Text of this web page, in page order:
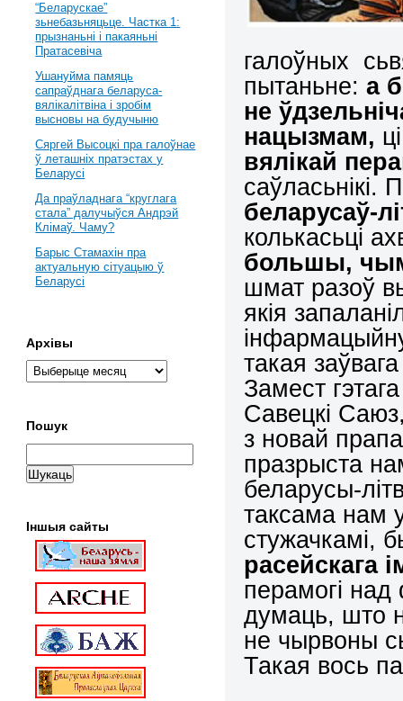
галоўных
пытаньне:а
не
нацызмам,
вялікай
беларусаў-
колькасьці
большы,
шмат разоў
якія
такая
Замест
Савецкі Саюз,
з новай
празрыста
беларусы-
таксама нам у
стужачкамі,
расейскага
перамогі
думаць, што
не чырвоны
Такая вось
“Беларускае”
зьнебазьняцьце. Частка 1:
прызнаньні і пакаяньні
Пратасевіча
Ушануйма памяць
сапраўднага беларуса-
вялікалітвіна і зробім
высновы на будучыню
Сяргей Высоцкі пра галоўнае
ў леташніх пратэстах у
Беларусі
Да праўладнага “круглага
стала” далучыўся Андрэй
Клімаў. Чаму?
Барыс Стамахін пра
актуальную сітуацыю ў
Беларусі
Архівы
Пошук
Іншыя сайты